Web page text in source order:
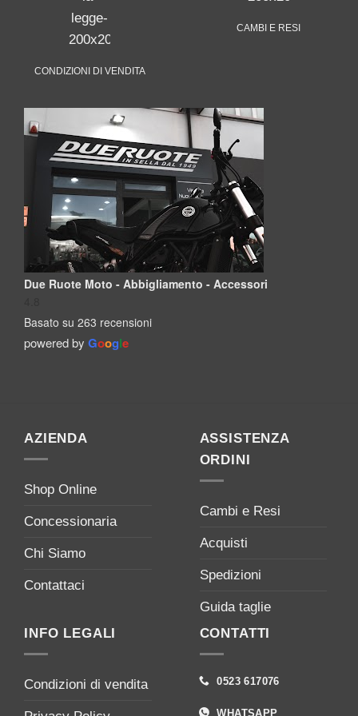
CONDIZIONI DI VENDITA
CAMBI E RESI
Due Ruote Moto - Abbigliamento - Accessori
Basato su 263 recensioni
powered by Google
AZIENDA
Shop Online
Concessionaria
Chi Siamo
Contattaci
ASSISTENZA
ORDINI
Cambi e Resi
Acquisti
Spedizioni
Guida taglie
INFO LEGALI
Condizioni di vendita
CONTATTI
0523 617076
WHATSAPP